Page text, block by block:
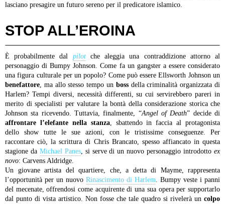
lasciano presagire un futuro sereno per il predicatore islamico.
STOP ALL’EROINA
È probabilmente dal pilotche aleggia una contraddizione attorno al
personaggio di Bumpy Johnson. Come fa un gangster a essere considerato
una figura culturale per un popolo? Come può essere Ellsworth Johnson un
benefattore, ma allo stesso tempo un bossdella criminalità organizzata di
Harlem? Tempi diversi, necessità differenti, su cui servirebbero pareri in
merito di specialisti per valutare la bontà della considerazione storica che
Johnson sta ricevendo. Tuttavia, finalmente, “Angel of Death” decide di
affrontare l’elefante nella stanza, sbattendo in faccia al protagonista
dello show tutte le sue azioni, con le tristissime conseguenze. Per
raccontare ciò, la scrittura di Chris Brancato, spesso affiancato in questa
stagione da Michael Panes, si serve di un nuovo personaggio introdottoex
novo: Carvens Aldridge.
Un giovane artista del quartiere, che, a detta di Mayme, rappresenta
l’opportunità per un nuovo Rinascimento di Harlem. Bumpy veste i panni
del mecenate, offrendosi come acquirente di una sua opera per supportarlo
dal punto di vista artistico. Non fosse che tale quadro si rivelerà un colpo